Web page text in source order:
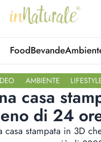
FoodBevande
AMBIENTE
casa
di 24
casa stampata in 3D